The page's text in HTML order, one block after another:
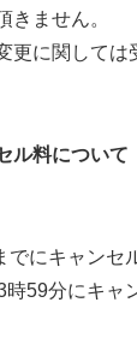
きません。
更に関しては
ル料について
までにキャ
時59分にキ
ンセ